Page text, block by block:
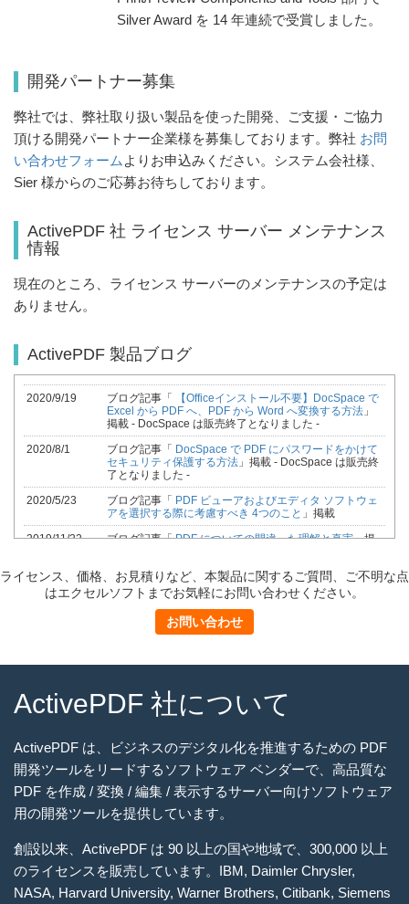
Silver Award を 14 年連続で受賞しました。
開発パートナー募集
弊社では、弊社取り扱い製品を使った開発、ご支援・ご協力
頂ける開発パートナー企業様を募集しております。弊社 お問
い合わせフォーム よりお申込みください。システム会社様、
Sier 様からのご応募お待ちしております。
ActivePDF 社 ライセンス サーバー メンテナンス
情報
現在のところ、ライセンス サーバーのメンテナンスの予定は
ありません。
ActivePDF 製品ブログ
2020/9/19 ブログ記事「 【Officeインストール不要】DocSpace で
Excel から PDF へ、PDF から Word へ変換する方法 」
掲載 - DocSpace は販売終了となりました -
2020/8/1
ブログ記事「 DocSpace で PDF にパスワードをかけて
セキュリティ保護する方法 」掲載 - DocSpace は販売終
了となりました -
2020/5/23
ブログ記事「 PDF ビューアおよびエディタ ソフトウェ
アを選択する際に考慮すべき 4つのこと 」掲載
2019/11/22
ブログ記事「PDF についての間違った理解と真実」掲
2019/2/28
ブログ記事「C# で PDF からページを抽出」掲載
2019/2/21
ブログ記事「 C# で PDF にセキュリティを設定 」掲載
ブログ記事「Toolkit Expansion Pack で PDF 機能をパ
2017/10/6
ブログ記事「あまり知られていない ActivePDF Toolkit
2017/1/16
ブログ記事「製品紹介 : サーバー上での動的な PDF の
生成/編集を可能にする ActivePDF Toolkit
2016/11/7
ブログ記事「効率的なワークフロー管理のための PDF
ツール 」掲載
ライセンス、価格、お見積りなど、本製品に関するご質問、ご不明な点
はエクセルソフトまでお気軽にお問い合わせください。
お問い合わせ
ActivePDF 社について
ActivePDF は、ビジネスのデジタル化を推進するための PDF
開発ツールをリードするソフトウェア ベンダーで、高品質な
PDF を作成 / 変換 / 編集 / 表示するサーバー向けソフトウェア
用の開発ツールを提供しています。
創設以来、ActivePDF は 90 以上の国や地域で、300,000 以上
のライセンスを販売しています。IBM, Daimler Chrysler,
NASA, Harvard University, Warner Brothers, Citibank, Siemens